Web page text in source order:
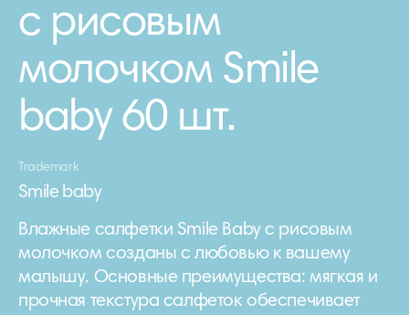
с рисовым
молочком Smile
baby 60 шт.
Trademark
Smile baby
Влажные салфетки Smile Baby с рисовым
молочком созданы с любовью к вашему
малышу. Основные преимущества: мягкая и
прочная текстура салфеток обеспечивает